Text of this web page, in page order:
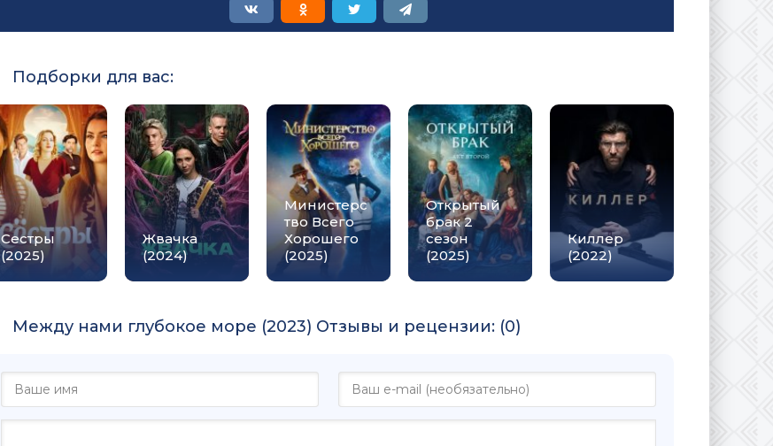
Подборки для вас:
Сестры
(2025)
Жвачка
(2024)
Министерс
тво Всего
Хорошего
(2025)
Открытый
брак 2
сезон
(2025)
Киллер
(2022)
Между нами глубокое море (2023) Отзывы и рецензии: (0)